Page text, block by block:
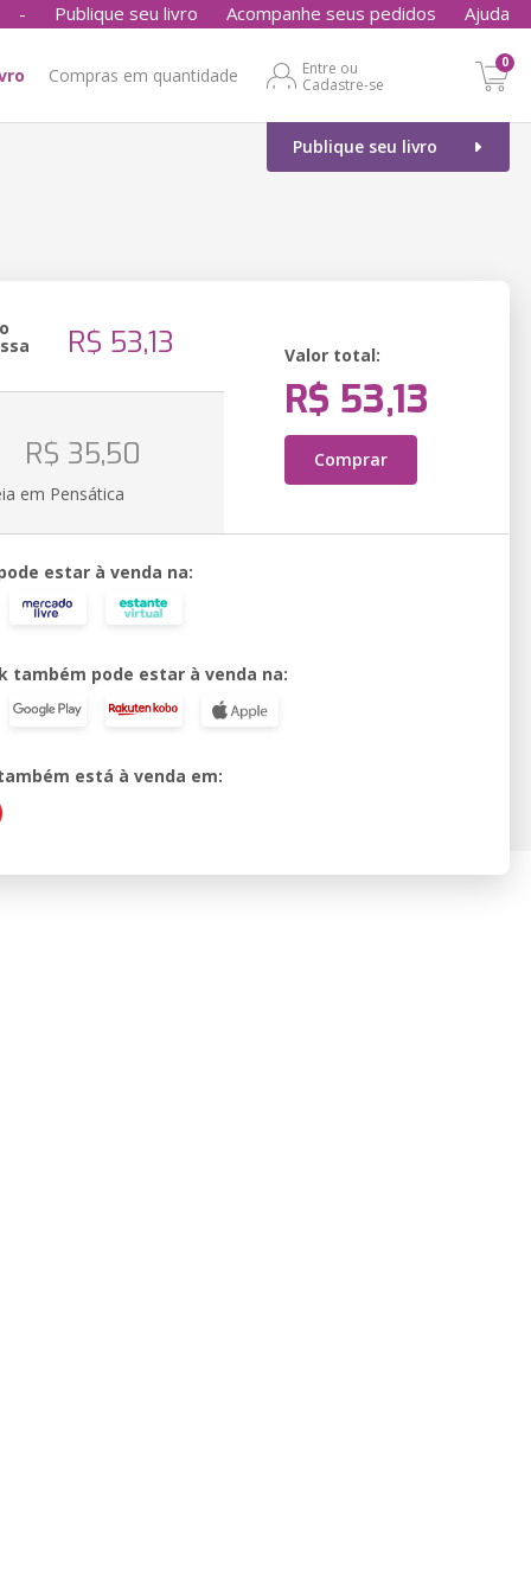
- Publique seu livro Acompanhe seus pedidos Ajuda
Compras em quantidade
Entre ou
Cadastre-se
0
Publique seu livro
R$ 53,13 Valor total:
R$ 53,13
Comprar
R$ 35,50
em Pensática
estar à venda na:
também pode estar à venda na:
está à venda em: